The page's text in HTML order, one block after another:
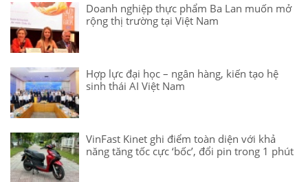
Doanh nghiệp thực phẩm Ba Lan muốn mở
rộng thị trường tại Việt Nam
Hợp lực đại học – ngân hàng, kiến tạo hệ
sinh thái AI Việt Nam
VinFast Kinet ghi điểm toàn diện với khả
năng tăng tốc cực ‘bốc’, đổi pin trong 1 phút